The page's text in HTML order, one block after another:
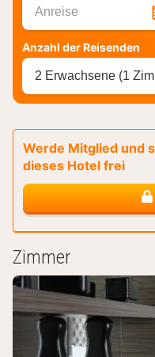
Anreise
Anzahl der Reisenden
2 Erwachsene (1
Werde Mitglied und
dieses Hotel frei
Zimmer